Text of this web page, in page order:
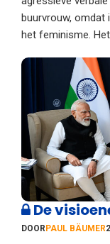
buurvrouw, omdat
het feminisme.
De
DOOR PAUL BÄUMER